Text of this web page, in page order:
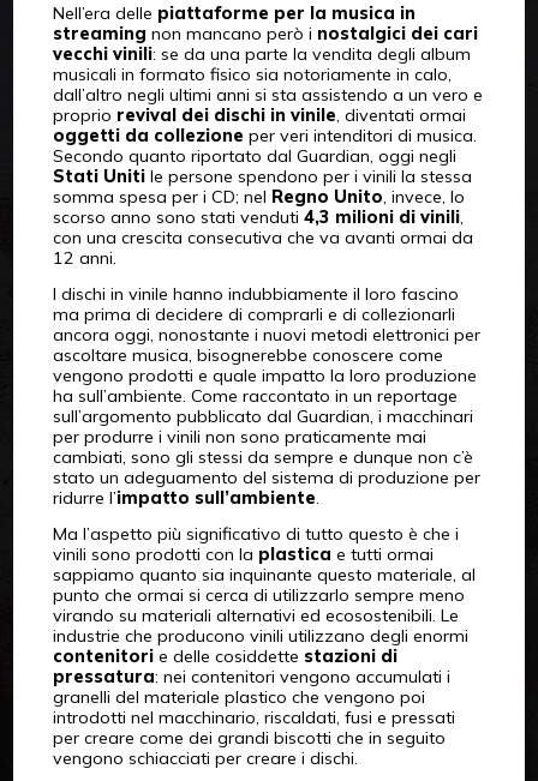
Nell’era delle piattaforme per la musica in
streaming non mancano però i nostalgici dei cari
vecchi vinili: se da una parte la vendita degli album
musicali in formato fisico sia notoriamente in calo,
dall’altro negli ultimi anni si sta assistendo a un vero e
proprio revival dei dischi in vinile , diventati ormai
oggetti da collezione per veri intenditori di musica.
Secondo quanto riportato dal Guardian, oggi negli
Stati Unitile persone spendono per i vinili la stessa
somma spesa per i CD; nel Regno Unito , invece, lo
scorso anno sono stati venduti 4,3 milioni di vinili,
con una crescita consecutiva che va avanti ormai da
12 anni.
I dischi in vinile hanno indubbiamente il loro fascino
ma prima di decidere di comprarli e di collezionarli
ancora oggi, nonostante i nuovi metodi elettronici per
ascoltare musica, bisognerebbe conoscere come
vengono prodotti e quale impatto la loro produzione
ha sull’ambiente. Come raccontato in un reportage
sull’argomento pubblicato dal Guardian, i macchinari
per produrre i vinili non sono praticamente mai
cambiati, sono gli stessi da sempre e dunque non c’è
stato un adeguamento del sistema di produzione per
ridurre l’impatto sull’ambiente
Ma l’aspetto più significativo di tutto questo è che i
vinili sono prodotti con la plastica e tutti ormai
sappiamo quanto sia inquinante questo materiale, al
punto che ormai si cerca di utilizzarlo sempre meno
virando su materiali alternativi ed ecosostenibili. Le
industrie che producono vinili utilizzano degli enormi
contenitorie delle cosiddette stazioni di
pressatura: nei contenitori vengono accumulati i
granelli del materiale plastico che vengono poi
introdotti nel macchinario, riscaldati, fusi e pressati
per creare come dei grandi biscotti che in seguito
vengono schiacciati per creare i dischi.